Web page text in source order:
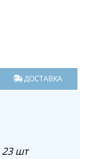
ДОСТАВКА
23 шт